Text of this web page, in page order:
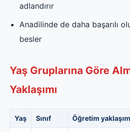
adlandırır
Anadilinde de daha başarılı
besler
Yaş Gruplarına Göre
Yaklaşımı
Yaş Sınıf Öğretim